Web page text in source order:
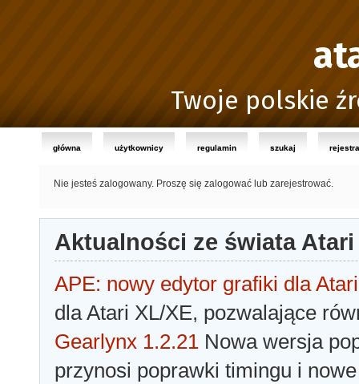
Twoje polskie
główna użytkownicy regulamin szukaj
Nie jesteś zalogowany. Proszę się zalogować lub zarejestrować.
Aktualności ze świata Atari
APE: nowy edytor grafiki dla Atari
dla Atari XL/XE, pozwalające
Gearlynx 1.2.21 Nowa wersja
przynosi poprawki timingu i